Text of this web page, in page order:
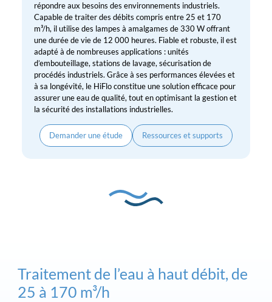
répondre aux besoins des environnements industriels.
Capable de traiter des débits compris entre 25 et 170
m³/h, il utilise des lampes à amalgames de 330 W offrant
une durée de vie de 12 000 heures. Fiable et robuste, il est
adapté à de nombreuses applications : unités
d’embouteillage, stations de lavage, sécurisation de
procédés industriels. Grâce à ses performances élevées et
à sa longévité, le HiFlo constitue une solution efficace pour
assurer une eau de qualité, tout en optimisant la gestion et
la sécurité des installations industrielles.
Demander une étude Ressources et supports
Traitement de l’eau à haut débit, de
25 à 170 m³/h